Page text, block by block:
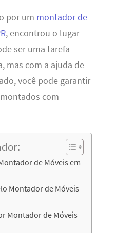
por um montador de
, encontrou o lugar
ser uma tarefa
mas com a ajuda de
você pode garantir
com
de Móveis em
Montador de Móveis
Montador de Móveis